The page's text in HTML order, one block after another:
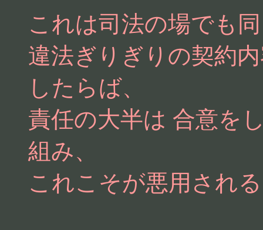
これは司法の場でも
違法ぎりぎりの契約
したらば、
責任の大半は 合意を
組み、
これこそが悪用され